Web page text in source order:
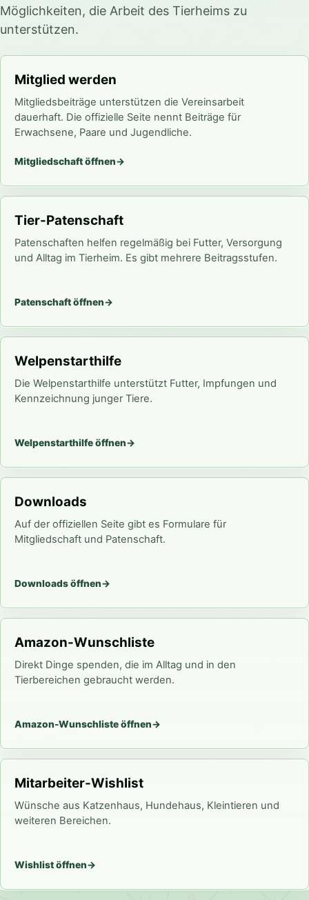
Möglichkeiten, die Arbeit des Tierheims zu
unterstützen.
Mitglied werden
Mitgliedsbeiträge unterstützen die Vereinsarbeit
dauerhaft. Die offizielle Seite nennt Beiträge für
Erwachsene, Paare und Jugendliche.
Mitgliedschaft öffnen
Tier-Patenschaft
Patenschaften helfen regelmäßig bei Futter, Versorgung
und Alltag im Tierheim. Es gibt mehrere Beitragsstufen.
Patenschaft öffnen
Welpenstarthilfe
Die Welpenstarthilfe unterstützt Futter, Impfungen und
Kennzeichnung junger Tiere.
Welpenstarthilfe öffnen
Downloads
Auf der offiziellen Seite gibt es Formulare für
Mitgliedschaft und Patenschaft.
Downloads öffnen
Amazon-Wunschliste
Direkt Dinge spenden, die im Alltag und in den
Tierbereichen gebraucht werden.
Amazon-Wunschliste öffnen
Mitarbeiter-Wishlist
Wünsche aus Katzenhaus, Hundehaus, Kleintieren und
weiteren Bereichen.
Wishlist öffnen